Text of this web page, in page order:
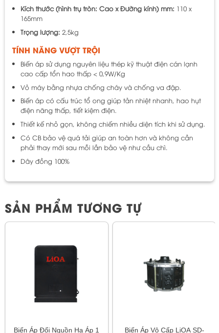
Kích thước (hình trụ tròn: Cao x Đường kính) mm: 110 x
165mm
Trọng lượng: 2,5kg
TÍNH NĂNG VƯỢT TRỘI
Biến áp sử dụng nguyên liệu thép kỹ thuật điện cán lạnh
cao cấp tổn hao thấp < 0,9W/Kg
Vỏ máy bằng nhựa chống cháy và chống va đập.
Biến áp có cấu trúc tổ ong giúp tản nhiệt nhanh, hao hụt
điện năng thấp, tiết kiệm điện.
Thiết kế nhỏ gọn, không chiếm nhiều diện tích khi sử dụng.
Có CB bảo vệ quá tải giúp an toàn hơn và không cần
phải thay mới sau mỗi lần bảo vệ như cầu chì.
Dây đồng 100%
SẢN PHẨM TƯƠNG TỰ
Biến Áp Đổi Nguồn Hạ Áp 1
Biến Áp Vô Cấp LiOA SD-